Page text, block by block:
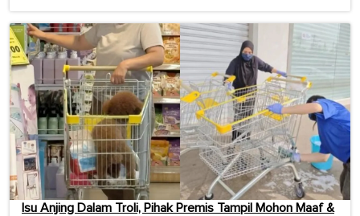
Isu Anjing Dalam Troli, Pihak Premis Tampil Mohon Maaf &